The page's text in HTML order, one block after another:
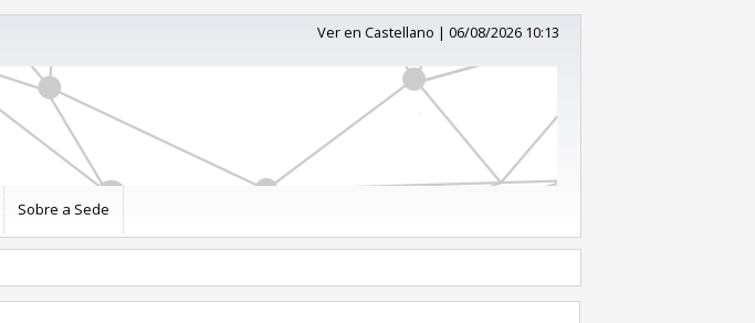
Ver en Castellano | 06/08/2026 10:13
Sobre a Sede